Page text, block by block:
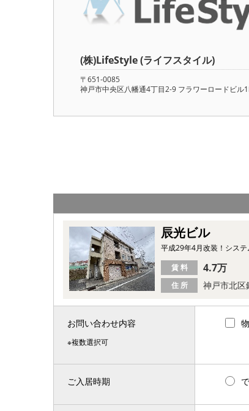
(株)LifeStyle (ライフスタイル)
〒651-0085
神戸市中央区八幡通4丁目2-9 フラワーロードビル
辰光ビル
平成29年4月改装！シス
住 所 神戸市北区
賃 料 4.7万
お問い合わせ内容
※複数選択可
ご入居時期